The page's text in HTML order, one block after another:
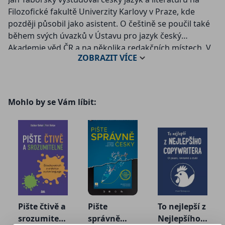
Filozofické fakultě Univerzity Karlovy v Praze, kde
později působil jako asistent. O češtině se poučil také
během svých úvazků v Ústavu pro jazyk český
Akademie věd ČR a na několika redakčních místech. V
současnosti se věnuje zejména své jazykové agentuře
češtiny pro Čechy a je autorem facebookových stránek
Jazykové zajímavosti.
ZOBRAZITVÍCE
Mohlo by se Vám líbit:
Pište čtivě a
srozumiteln
Pište
správně
To nejlepší z
Nejlepšího